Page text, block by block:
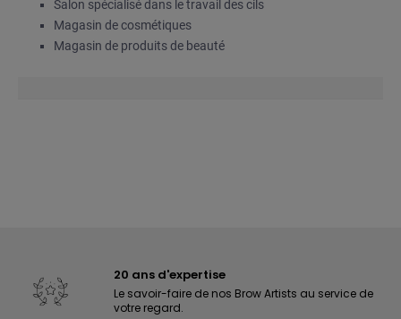
Salon spécialisé dans le travail des cils
Magasin de cosmétiques
Magasin de produits de beauté
20 ans d'expertise
Le savoir-faire de nos Brow Artists au service de
votre regard.